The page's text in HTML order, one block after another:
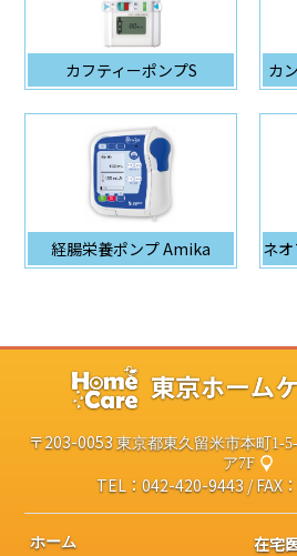
カフティーポンプS カ
経腸栄養ポンプ Amika ネ
〒203-0053 東京都東久留米市本町1-
ア7F
TEL：042-420-9443 / FAX
ホーム
在宅